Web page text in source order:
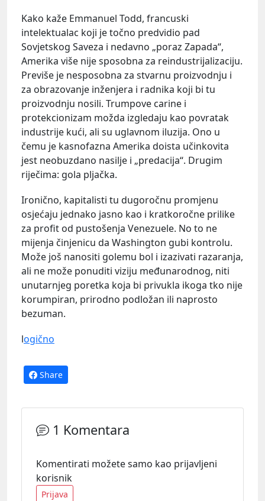
Kako kaže Emmanuel Todd, francuski
intelektualac koji je točno predvidio pad
Sovjetskog Saveza i nedavno „poraz Zapada“,
Amerika više nije sposobna za reindustrijalizaciju.
Previše je nesposobna za stvarnu proizvodnju i
za obrazovanje inženjera i radnika koji bi tu
proizvodnju nosili. Trumpove carine i
protekcionizam možda izgledaju kao povratak
industrije kući, ali su uglavnom iluzija. Ono u
čemu je kasnofazna Amerika doista učinkovita
jest neobuzdano nasilje i „predacija“. Drugim
riječima: gola pljačka.
Ironično, kapitalisti tu dugoročnu promjenu
osjećaju jednako jasno kao i kratkoročne prilike
za profit od pustošenja Venezuele. No to ne
mijenja činjenicu da Washington gubi kontrolu.
Može još nanositi golemu bol i izazivati razaranja,
ali ne može ponuditi viziju međunarodnog, niti
unutarnjeg poretka koja bi privukla ikoga tko nije
korumpiran, prirodno podložan ili naprosto
bezuman.
logično
Share
1 Komentara
Komentirati možete samo kao prijavljeni
korisnik
Prijava